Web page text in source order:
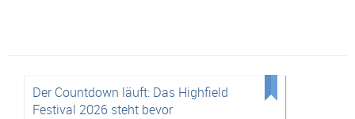
Der Countdown läuft: Das Highfield
Festival 2026 steht bevor